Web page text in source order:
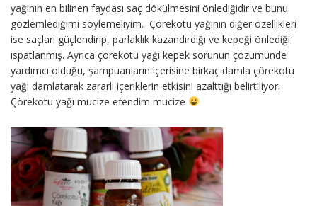
yağının en bilinen faydası saç dökülmesini önlediğidir ve bunu
gözlemlediğimi söylemeliyim. Çörekotu yağının diğer özellikleri
ise saçları güçlendirip, parlaklık kazandırdığı ve kepeği önlediği
ispatlanmış. Ayrıca çörekotu yağı kepek sorunun çözümünde
yardımcı olduğu, şampuanların içerisine birkaç damla çörekotu
yağı damlatarak zararlı içeriklerin etkisini azalttığı belirtiliyor.
Çörekotu yağı mucize efendim mucize